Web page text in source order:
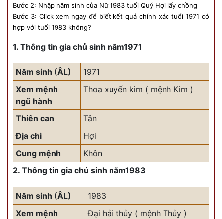
Bước 2: Nhập năm sinh của Nữ 1983 tuổi Quý Hợi lấy chồng
Bước 3: Click xem ngay để biết kết quả chính xác tuổi 1971 có
hợp với tuổi 1983 không?
1. Thông tin gia chủ sinh năm1971
Năm sinh (ÂL)
1971
Xem mệnh
ngũ hành
Thoa xuyến kim ( mệnh Kim )
Thiên can
Tân
Địa chi
Hợi
Cung mệnh
Khôn
2. Thông tin gia chủ sinh năm1983
Năm sinh (ÂL)
1983
Xem mệnh
Đại hải thủy ( mệnh Thủy )